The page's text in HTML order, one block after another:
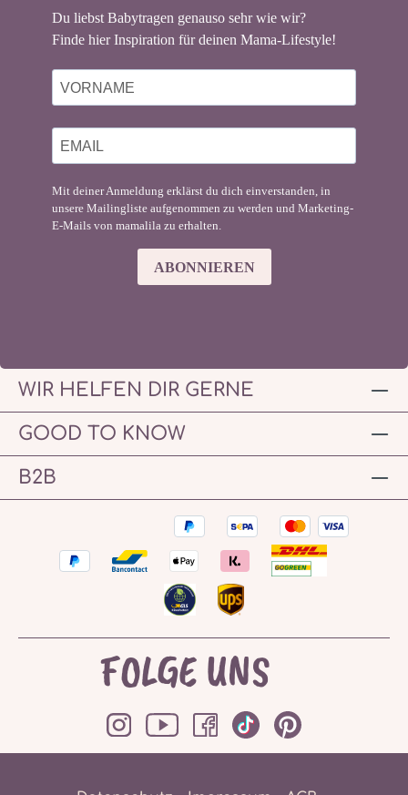
Du liebst Babytragen genauso sehr wie wir?
Finde hier Inspiration für deinen Mama-Lifestyle!
Mit deiner Anmeldung erklärst du dich einverstanden, in
unsere Mailingliste aufgenommen zu werden und Marketing-
E-Mails von mamalila zu erhalten.
ABONNIEREN
WIR HELFEN DIR GERNE
GOOD TO KNOW
B2B
FOLGE UNS